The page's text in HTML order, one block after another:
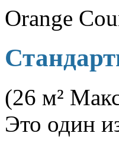
Orange
(26 м²
Это один